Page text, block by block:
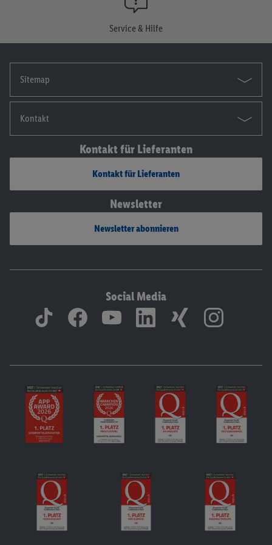
Service & Hilfe
Sitemap
Kontakt
Kontakt für Lieferanten
Kontakt für Lieferanten
Newsletter
Newsletter abonnieren
Social Media